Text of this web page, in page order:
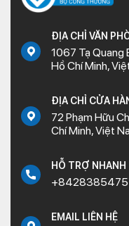
ĐỊA CHỈ VĂN
1067 Tạ Quang
Hồ Chí Minh,
ĐỊA CHỈ CỬA
72 Phạm Hữu
Chí Minh, Việt
HỖ TRỢ NHANH
EMAIL LIÊN HỆ